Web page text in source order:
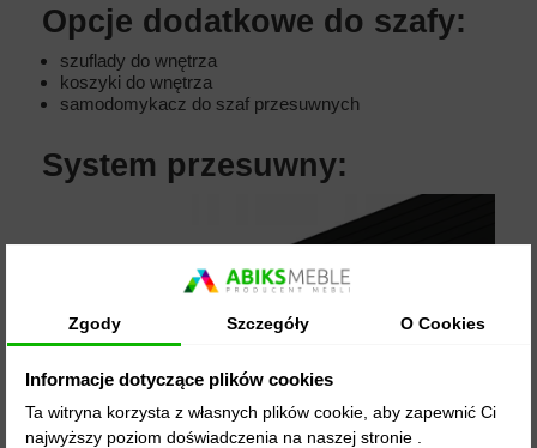
Opcje dodatkowe do szafy:
szuflady do wnętrza
koszyki do wnętrza
samodomykacz do szaf przesuwnych
System przesuwny:
Zgody Szczegóły O Cookies
Informacje dotyczące plików cookies
Ta witryna korzysta z własnych plików cookie, aby zapewnić Ci
najwyższy poziom doświadczenia na naszej stronie .